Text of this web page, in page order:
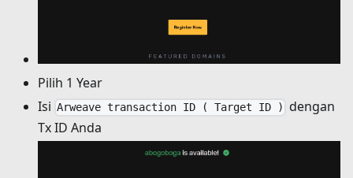
Pilih 1 Year
Isi Arweave transaction ID ( Target ID )
dengan
Tx ID Anda